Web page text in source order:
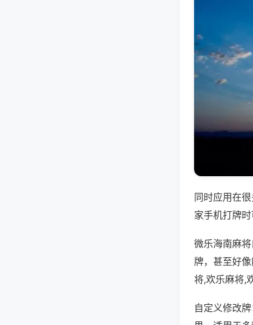
同时应用在
家手机打牌
微乐海南麻
牌，甚至好
将,欢乐麻将,
自定义修改